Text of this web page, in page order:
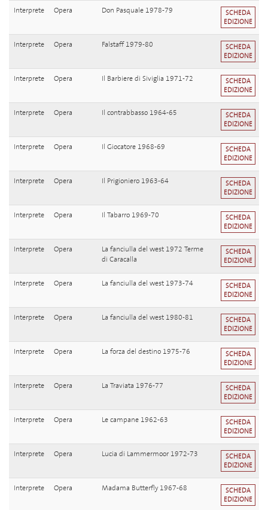
Interprete Opera Don Pasquale 1978-79
SCHEDA
EDIZIONE
Interprete Opera Falstaff 1979-80
SCHEDA
EDIZIONE
Interprete Opera Il Barbiere di Siviglia 1971-72
SCHEDA
EDIZIONE
Interprete Opera Il contrabbasso 1964-65
SCHEDA
EDIZIONE
Interprete Opera Il Giocatore 1968-69
SCHEDA
EDIZIONE
Interprete Opera Il Prigioniero 1963-64
SCHEDA
EDIZIONE
Interprete Opera Il Tabarro 1969-70
SCHEDA
EDIZIONE
Interprete Opera
La fanciulla del west 1972 Terme
di Caracalla
SCHEDA
EDIZIONE
Interprete Opera La fanciulla del west 1973-74
SCHEDA
EDIZIONE
Interprete Opera La fanciulla del west 1980-81
SCHEDA
EDIZIONE
Interprete Opera La forza del destino 1975-76
SCHEDA
EDIZIONE
Interprete Opera La Traviata 1976-77
SCHEDA
EDIZIONE
Interprete Opera Le campane 1962-63
SCHEDA
EDIZIONE
Interprete Opera Lucia di Lammermoor 1972-73
SCHEDA
EDIZIONE
Interprete Opera Madama Butterfly 1967-68
SCHEDA
EDIZIONE